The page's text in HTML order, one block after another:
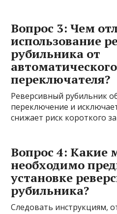
Вопрос 3: Чем
использование
рубильника от
автоматического
переключателя?
Реверсивный рубильник
переключение и
снижает риск короткого
Вопрос 4: Какие
необходимо
установке
рубильника?
Следовать инструкциям,